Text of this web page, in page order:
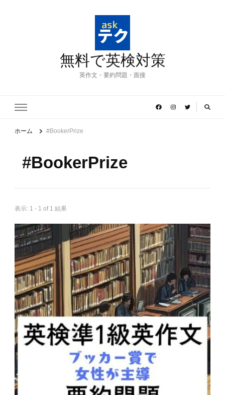
無料で英検対策
英作文・要約問題・面接
ホーム #BookerPrize
#BookerPrize
表示: 1 - 1 of 1 結果